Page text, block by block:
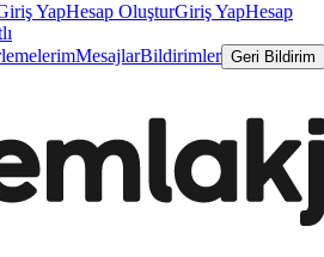
YapHesap OluşturGiriş YapHesap
MesajlarBildirimler Geri Bildirim